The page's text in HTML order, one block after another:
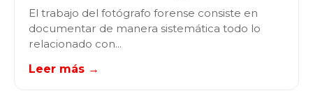
El trabajo del fotógrafo forense consiste en
documentar de manera sistemática todo lo
relacionado con...
Leer más →